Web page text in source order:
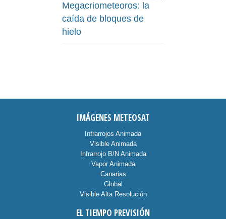
Megacriometeoros: la
caída de bloques de
hielo
IMÁGENES METEOSAT
Infrarrojos Animada
Visible Animada
Infrarrojo B/N Animada
Vapor Animada
Canarias
Global
Visible Alta Resolución
EL TIEMPO PREVISIÓN